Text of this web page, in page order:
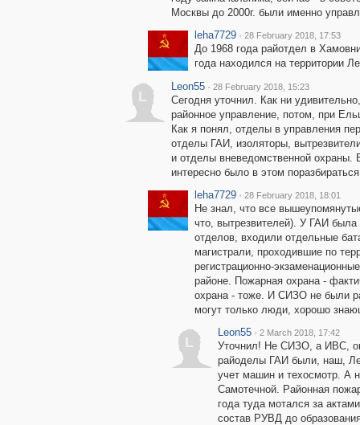
Москвы до 2000г. были именно
leha7729 · 28 February 2018, 17:53
До 1968 года райотдел в
года находился на территории
L
Leon55 · 28 February 2018, 15:23
Сегодня уточнил. Как ни
районное управление, потом, при
Как я понял, отделы в управления
отделы ГАИ, изоляторы,
и отделы вневедомственной
интересно было в этом
leha7729 · 28 February 2018, 18:01
Не знал, что все
что, вытрезвителей). У ГАИ была
отделов, входили отдельные
магистрали, проходившие по
регистрационно-
районе. Пожарная охрана -
охрана - тоже. И СИЗО не были
могут только люди, хорошо
L
Leon55 · 2 March 2018, 17:42
Уточнил! Не СИЗО, а ИВС,
райоделы ГАИ были, наш,
учет машин и техосмотр. А
Самотечной. Районная
года туда мотался за
состав РУВД до